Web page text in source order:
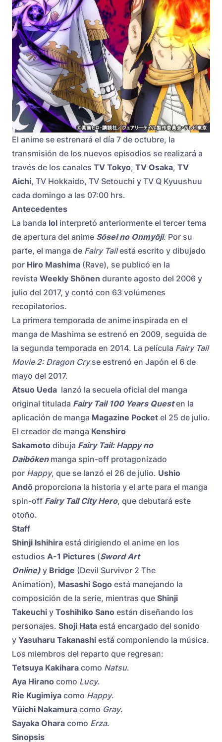
El anime se estrenará el día 7 de octubre, la
transmisión de los nuevos episodios se realizará a
través de los canales TV Tokyo, TV Osaka, TV
Aichi, TV Hokkaido, TV Setouchi y TV Q Kyuushuu
cada domingo a las 07:00 hrs.
Antecedentes
La banda lol interpretó anteriormente el tercer tema
de apertura del anime Sōsei no Onmyōji. Por su
parte, el manga de Fairy Tailestá escrito y dibujado
por Hiro Mashima (Rave), se publicó en la
revista Weekly Shōnen durante agosto del 2006 y
julio del 2017, y contó con 63 volúmenes
recopilatorios.
La primera temporada de anime inspirada en el
manga de Mashima se estrenó en 2009, seguida de
la segunda temporada en 2014. La película Fairy Tail
Movie 2: Dragon Cryse estrenó en Japón el 6 de
mayo del 2017.
Atsuo Ueda lanzó la secuela oficial del manga
original titulada Fairy Tail 100 Years Quest en la
aplicación de manga Magazine Pocket el 25 de julio.
El creador de manga Kenshiro
Sakamoto dibuja Fairy Tail: Happy no
Daibōkenmanga spin-off protagonizado
por Happy, que se lanzó el 26 de julio. Ushio
Andō proporciona la historia y el arte para el manga
spin-off Fairy Tail City Hero, que debutará este
otoño.
Staff
Shinji Ishihira está dirigiendo el anime en los
estudios A-1 Pictures (Sword Art
Online) y Bridge (Devil Survivor 2 The
Animation), Masashi Sogo está manejando la
composición de la serie, mientras que Shinji
Takeuchi y Toshihiko Sano están diseñando los
personajes. Shoji Hata está encargado del sonido
y Yasuharu Takanashi está componiendo la música.
Los miembros del reparto que regresan:
Tetsuya Kakihara como Natsu.
Aya Hirano como Lucy.
Rie Kugimiya como Happy.
Yūichi Nakamura como Gray.
Sayaka Ohara como Erza.
Sinopsis